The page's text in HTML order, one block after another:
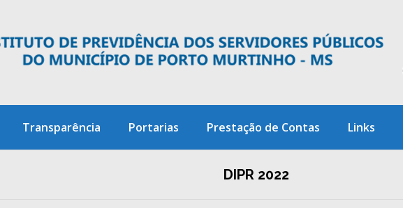
Transparência Portarias Prestação de Contas Links
DIPR 2022